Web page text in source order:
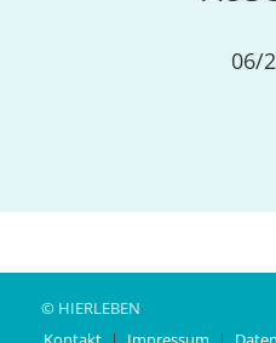
06/
© HIERLEBEN